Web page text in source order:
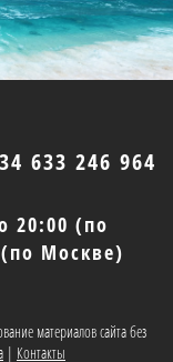
633 246 964
20:00 (по
Москве)
материалов сайта без
| Контакты